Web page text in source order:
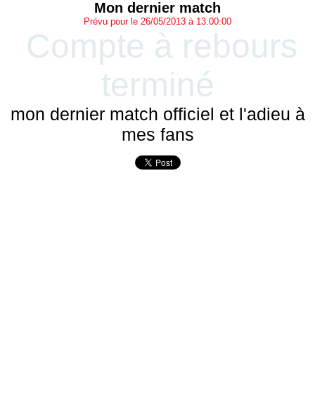
Mon dernier match
Prévu pour le 26/05/2013 à 13:00:00
Compte à rebours
terminé
mon dernier match officiel et l'adieu à
mes fans